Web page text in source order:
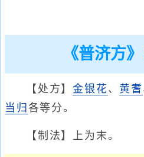
《普济方
【处方】金银花、 黄耆
当归 各等分。
【制法】上为末。